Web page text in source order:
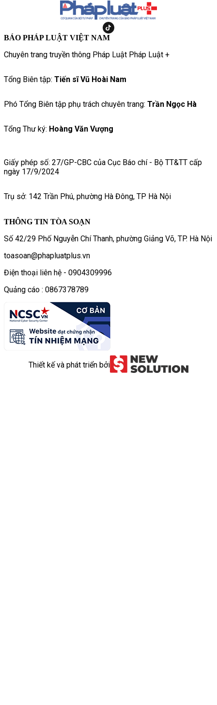
BÁO PHÁP LUẬT VIỆT NAM
Chuyên trang truyền thông Pháp Luật Pháp Luật +
Tổng Biên tập: Tiến sĩ Vũ Hoài Nam
Phó Tổng Biên tập phụ trách chuyên trang: Trần Ngọc Hà
Tổng Thư ký: Hoàng Văn Vượng
Giấy phép số: 27/GP-CBC của Cục Báo chí - Bộ TT&TT cấp
ngày 17/9/2024
Trụ sở: 142 Trần Phú, phường Hà Đông, TP Hà Nội
THÔNG TIN TÒA SOẠN
Số 42/29 Phố Nguyễn Chí Thanh, phường Giảng Võ, TP. Hà Nội
toasoan@phapluatplus.vn
Điện thoại liên hệ - 0904309996
Quảng cáo : 0867378789
Thiết kế và phát triển bởi